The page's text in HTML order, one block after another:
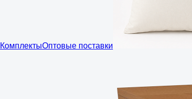
КомплектыОптовые поставки